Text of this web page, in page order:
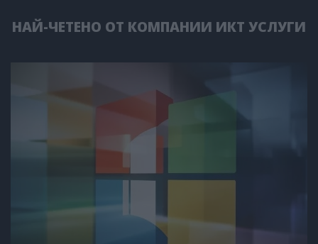
НАЙ-ЧЕТЕНО ОТ КОМПАНИИ ИКТ УСЛУГИ